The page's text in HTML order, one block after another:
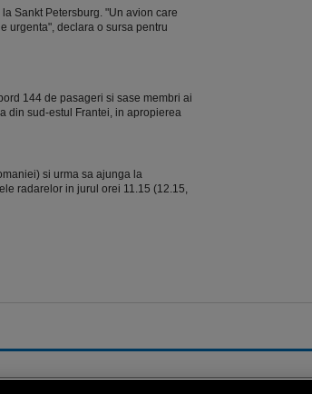
Sankt Petersburg. "Un avion care
urgenta", declara o sursa pentru
144 de pasageri si sase membri ai
din sud-estul Frantei, in apropierea
si urma sa ajunga la
radarelor in jurul orei 11.15 (12.15,